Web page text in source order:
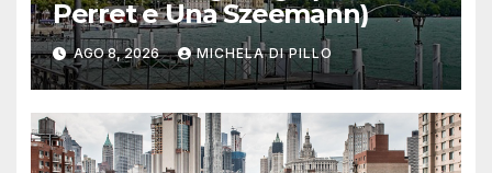
Perret e Una Szeemann)
AGO 8, 2026 MICHELA DI PILLO